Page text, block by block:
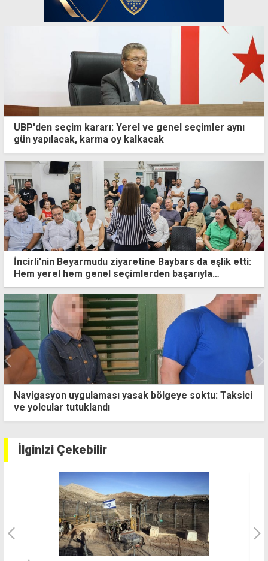
UBP'den seçim kararı: Yerel ve genel seçimler aynı
gün yapılacak, karma oy kalkacak
İncirli'nin Beyarmudu ziyaretine Baybars da eşlik etti:
Hem yerel hem genel seçimlerden başarıyla
çıkacağız
Navigasyon uygulaması yasak bölgeye soktu: Taksici
ve yolcular tutuklandı
İlginizi Çekebilir